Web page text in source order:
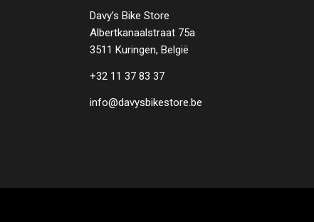
Davy’s Bike Store
Albertkanaalstraat 75a
3511 Kuringen, België
+32 11 37 83 37
info@davysbikestore.be